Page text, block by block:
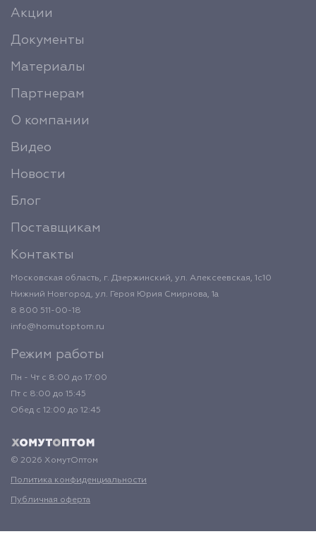
Акции
Документы
Материалы
Партнерам
О компании
Видео
Новости
Блог
Поставщикам
Контакты
Московская область, г. Дзержинский, ул. Алексеевская, 1с10
Нижний Новгород, ул. Героя Юрия Смирнова, 1а
8 800 511-00-18
info@homutoptom.ru
Режим работы
Пн - Чт с 8:00 до 17:00
Пт с 8:00 до 15:45
Обед с 12:00 до 12:45
© 2026 ХомутОптом
Политика конфиденциальности
Публичная оферта